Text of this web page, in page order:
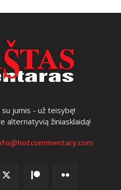
jumis - už teisybę!
alternatyvią žiniasklaidą!